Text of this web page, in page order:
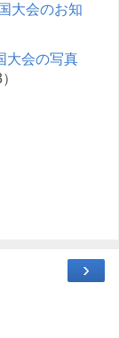
大会のお知
大会の写真
›